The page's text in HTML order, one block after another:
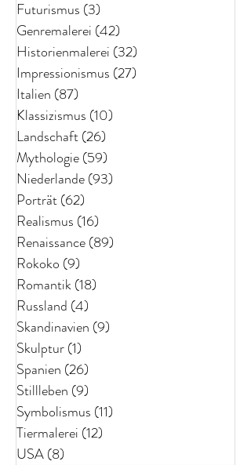
Futurismus (3)
Genremalerei (42)
Historienmalerei (32)
Impressionismus (27)
Italien (87)
Klassizismus (10)
Landschaft(26)
Mythologie(59)
Niederlande(93)
Porträt(62)
Realismus (16)
Renaissance(89)
Rokoko (9)
Romantik(18)
Russland (4)
Skandinavien (9)
Skulptur(1)
Spanien (26)
Stillleben (9)
Symbolismus (11)
Tiermalerei (12)
USA(8)